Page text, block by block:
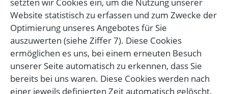
Website statistisch zu erfassen und zum Zwecke der
Optimierung unseres Angebotes für Sie
auszuwerten (siehe Ziffer 7). Diese Cookies
ermöglichen es uns, bei einem erneuten Besuch
unserer Seite automatisch zu erkennen, dass Sie
bereits bei uns waren. Diese Cookies werden nach
einer jeweils definierten Zeit automatisch gelöscht.